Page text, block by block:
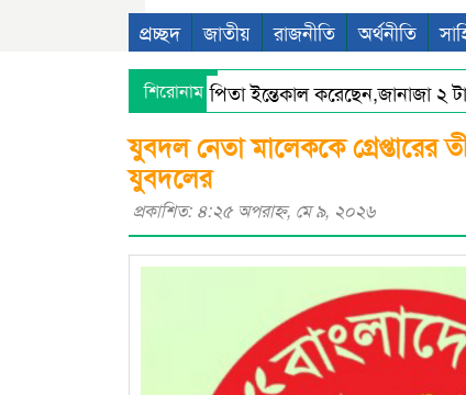
প্রচ্ছদ জাতীয় রাজনীতি অর্থনীতি
শিরোনাম
রহমান নান্নু’র পিতা ইন্তেকাল করেছেন,জানাজা ২ টা
অবৈধ বালু উত্তোলনের অভিযোগের সত্যতা মেলেনি, সরেজমিনে
যুবদল নেতা মালেককে গ্রেপ্তারের
যুবদলের
প্রকাশিত: ৪:২৫ অপরাহ্ণ, মে ৯, ২০২৬